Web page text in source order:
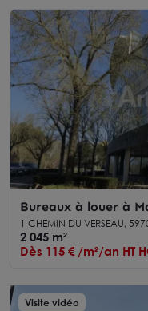
Bureaux à louer à
sécurisé avec
1 CHEMIN DU VERSEAU,
2 045 m²
Dès 115 € /m²/an HT
Visite vidéo